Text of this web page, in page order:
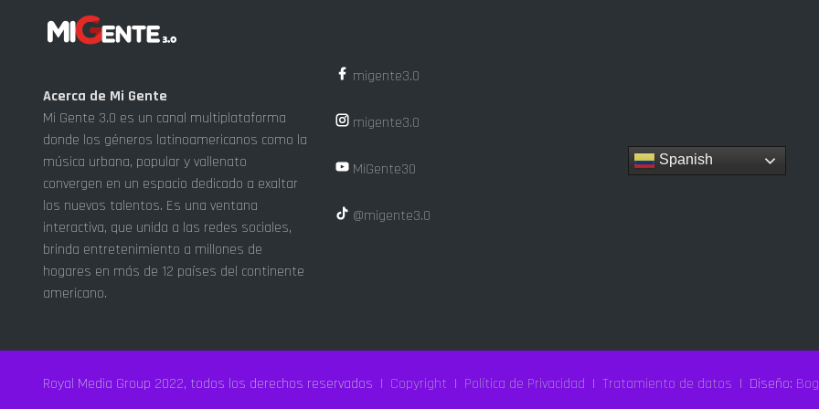
Acerca de Mi Gente
Mi Gente 3.0 es un canal multiplataforma
donde los géneros latinoamericanos como la
música urbana, popular y vallenato
convergen en un espacio dedicado a exaltar
los nuevos talentos. Es una ventana
interactiva, que unida a las redes sociales,
brinda entretenimiento a millones de
hogares en más de 12 países del continente
americano.
migente3.0
migente3.0
MiGente30
@migente3.0
Spanish
Royal Media Group 2022, todos los derechos reservados | Copyright | Política de Privacidad | Tratamiento de datos | Diseño: